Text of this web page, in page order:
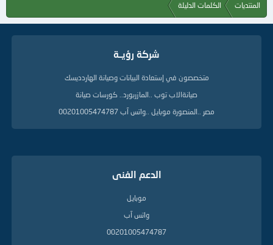
المنتديات الكلمات الدليلة
شركة رؤيــة
متخصصون في إستعادة البيانات وصيانة الهاردديسك
صيانةالاب توب ..المازربورد.. كورسات صيانة
مصر ..المنصورة موبايل ..واتس آب 00201005474787
الدعم الفنى
موبايل
واتس آب
00201005474787